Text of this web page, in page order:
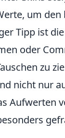
um
Tipp ist die
oder
zu
nicht nur
Aufwerten